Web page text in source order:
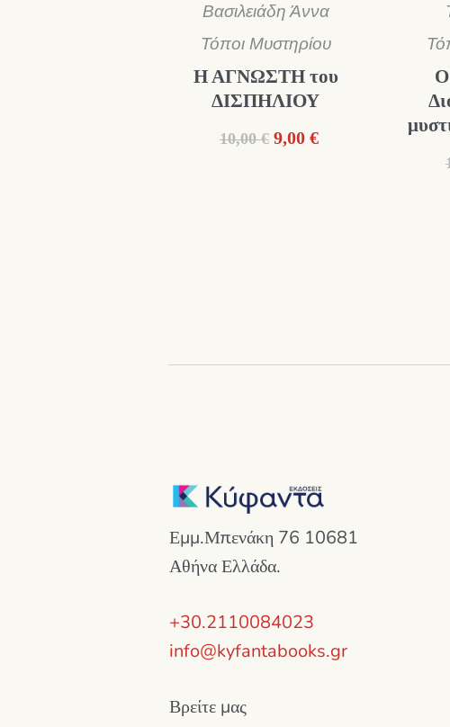
Βασιλειάδη Άννα
Τόποι Μυστηρίου
Η ΑΓΝΩΣΤΗ του
ΔΙΣΠΗΛΙΟΥ
10,00 € Original
9,00 €Η
Ο
Εμμ.Μπενάκη 76 10681
Αθήνα Ελλάδα.
+30.2110084023
info@kyfantabooks.gr
Βρείτε μας